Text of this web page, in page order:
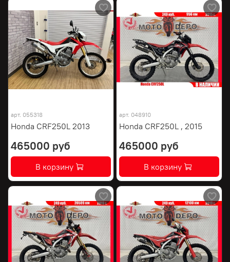
арт. 055318
Honda CRF250L 2013
465000 руб
В корзину
арт. 048910
Honda CRF250L , 2015
465000 руб
В корзину